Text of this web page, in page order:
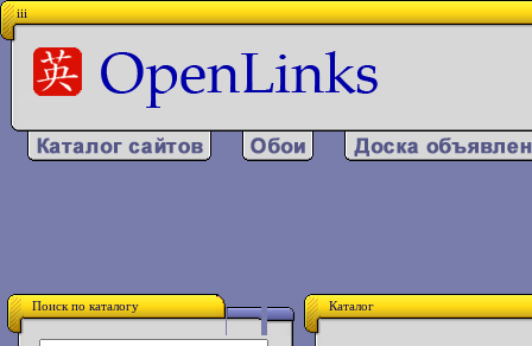
iii
Поиск по каталогу Каталог